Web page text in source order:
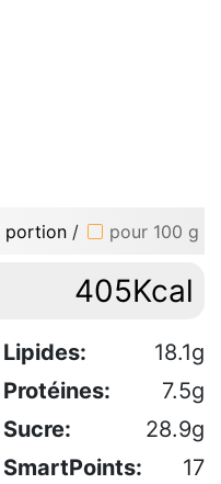
portion / pour 100 g
405Kcal
Lipides:
18.1g
Protéines:
7.5g
Sucre:
28.9g
SmartPoints: 17